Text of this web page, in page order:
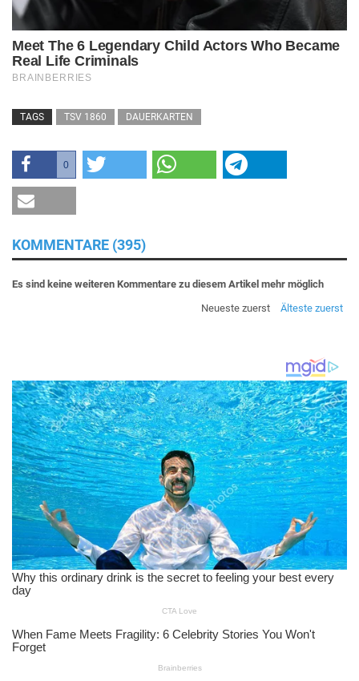
TAGS TSV 1860 DAUERKARTEN
0
KOMMENTARE (395)
Es sind keine weiteren Kommentare zu diesem Artikel mehr möglich
Neueste zuerst
Älteste zuerst